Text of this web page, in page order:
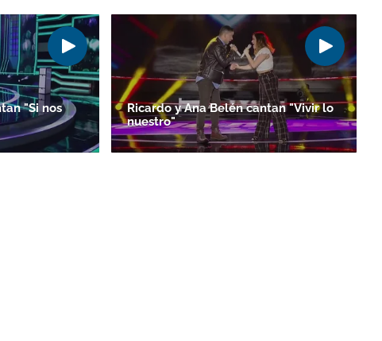
"Si nos
Ricardo y Ana Belén cantan "Vivir lo
nuestro"